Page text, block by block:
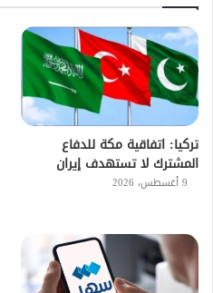
تركيا: اتفاقية مكة للدفاع
المشترك لا تستهدف إيران
9 أغسطس، 2026